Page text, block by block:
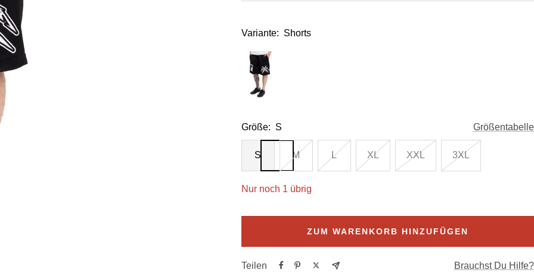
Variante: Shorts
Größe: S Größentabelle
S M L XL XXL 3XL
Nur noch 1 übrig
ZUM WARENKORB HINZUFÜGEN
Teilen Brauchst Du Hilfe?